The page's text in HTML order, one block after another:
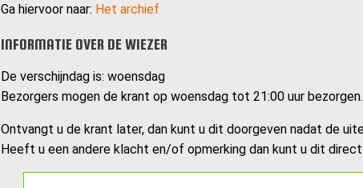
Ga hiervoor naar: Het archief
INFORMATIE OVER DE WIEZER
De verschijndag is: woensdag
Bezorgers mogen de krant op woensdag tot 21:00 uur bezorgen.
Ontvangt u de krant later, dan kunt u dit doorgeven nadat de
Heeft u een andere klacht en/of opmerking dan kunt u dit